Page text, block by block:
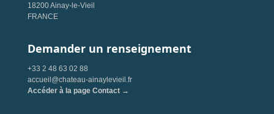
18200 Ainay-le-Vieil
FRANCE
Demander un renseignement
+33 2 48 63 02 88
accueil@chateau-ainaylevieil.fr
Accéder à la page Contact →